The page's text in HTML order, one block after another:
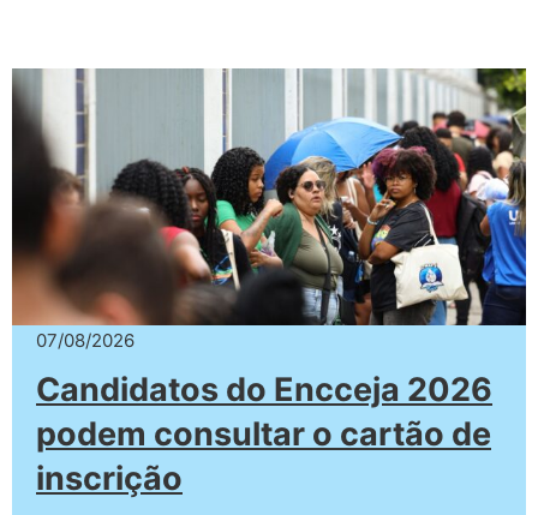
07/08/2026
Candidatos do Encceja 2026
podem consultar o cartão de
inscrição